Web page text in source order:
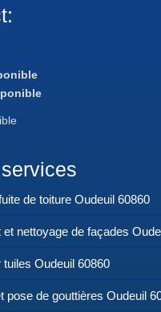
de toiture Oudeuil 60860
et nettoyage de façades
tuiles Oudeuil 60860
pose de gouttières Oudeuil